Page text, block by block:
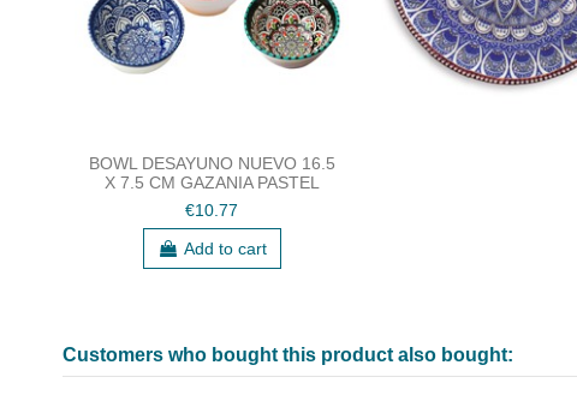
BOWL DESAYUNO NUEVO 16.5
X 7.5 CM GAZANIA PASTEL
€10.77
Add to cart
Customers who bought this product also bought: